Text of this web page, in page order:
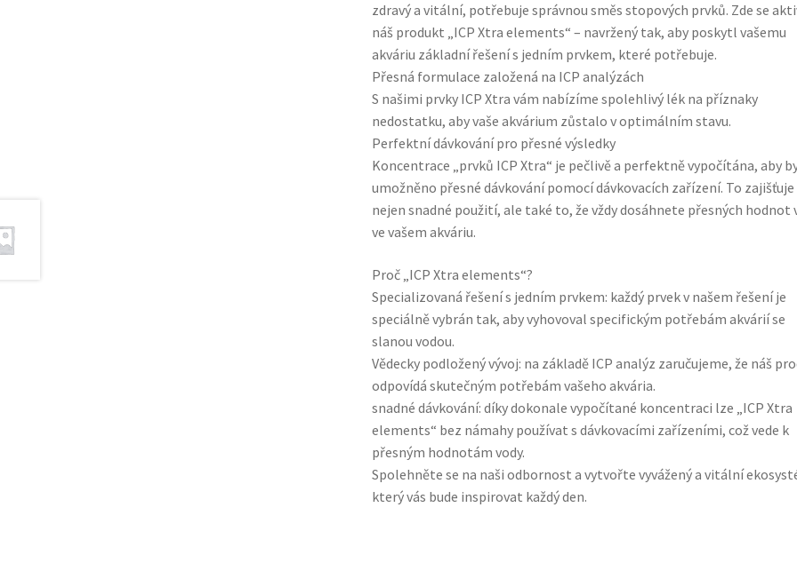
zdravý a vitální, potřebuje správnou směs stopových prvků. Zde se
náš produkt „ICP Xtra elements“ – navržený tak, aby poskytl vašemu
akváriu základní řešení s jedním prvkem, které potřebuje.
Přesná formulace založená na ICP analýzách
S našimi prvky ICP Xtra vám nabízíme spolehlivý lék na příznaky
nedostatku, aby vaše akvárium zůstalo v optimálním stavu.
Perfektní dávkování pro přesné výsledky
Koncentrace „prvků ICP Xtra“ je pečlivě a perfektně vypočítána, aby
umožněno přesné dávkování pomocí dávkovacích zařízení. To zajišťuje
nejen snadné použití, ale také to, že vždy dosáhnete přesných hodnot
ve vašem akváriu.
Proč „ICP Xtra elements“?
Specializovaná řešení s jedním prvkem: každý prvek v našem řešení je
speciálně vybrán tak, aby vyhovoval specifickým potřebám akvárií se
slanou vodou.
Vědecky podložený vývoj: na základě ICP analýz zaručujeme, že náš
odpovídá skutečným potřebám vašeho akvária.
snadné dávkování: díky dokonale vypočítané koncentraci lze „ICP Xtra
elements“ bez námahy používat s dávkovacími zařízeními, což vede k
přesným hodnotám vody.
Spolehněte se na naši odbornost a vytvořte vyvážený a vitální
který vás bude inspirovat každý den.